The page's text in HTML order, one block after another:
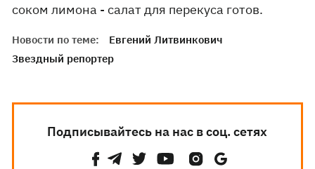
соком лимона - салат для перекуса готов.
Новости по теме:
Евгений Литвинкович
Звездный репортер
Подписывайтесь на нас в соц. сетях